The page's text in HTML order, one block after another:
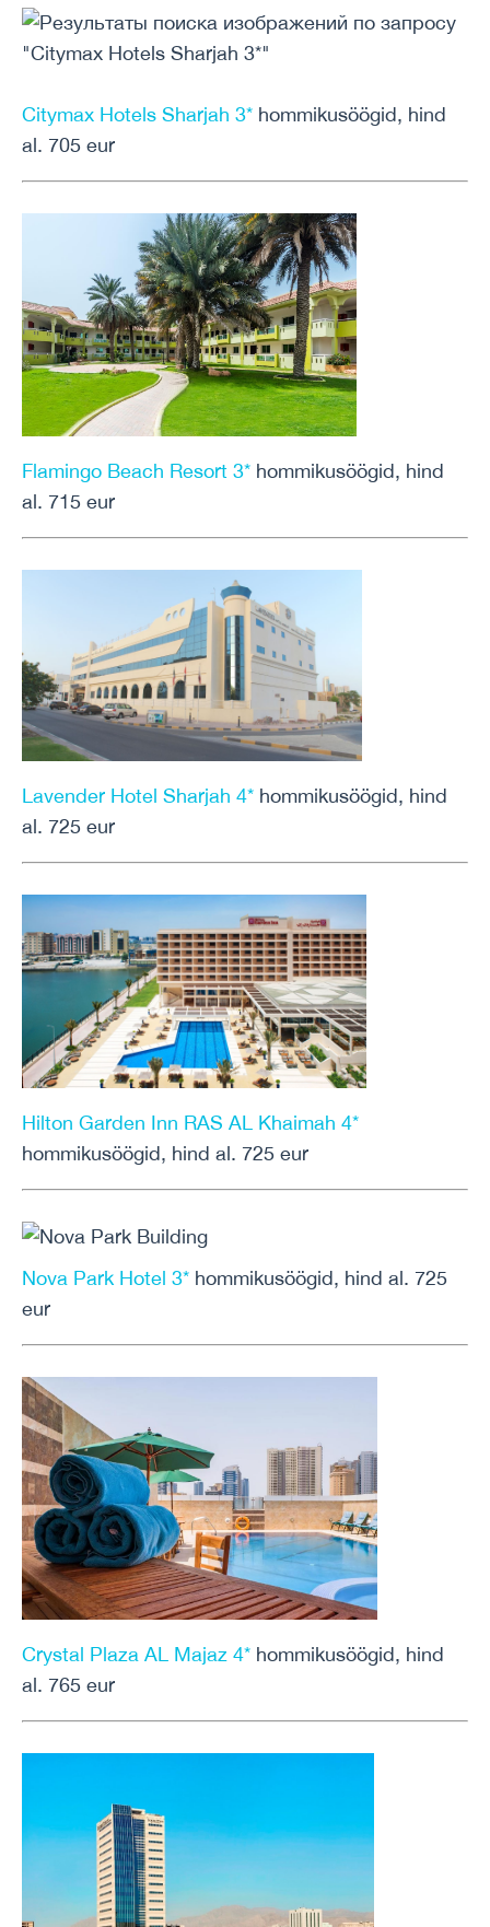
Citymax Hotels Sharjah 3* hommikusöögid, hind
al. 705 eur
Flamingo Beach Resort 3* hommikusöögid, hind
al. 715 eur
Lavender Hotel Sharjah 4* hommikusöögid, hind
al. 725 eur
Hilton Garden Inn RAS AL Khaimah 4*
hommikusöögid, hind al. 725 eur
Nova Park Hotel 3* hommikusöögid, hind al. 725
eur
Crystal Plaza AL Majaz 4* hommikusöögid, hind
al. 765 eur